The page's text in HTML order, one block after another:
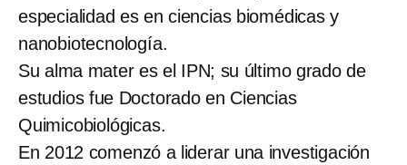
especialidad es en ciencias biomédicas y
nanobiotecnología.
Su alma mater es el IPN; su último grado de
estudios fue Doctorado en Ciencias
Quimicobiológicas.
En 2012 comenzó a liderar una investigación